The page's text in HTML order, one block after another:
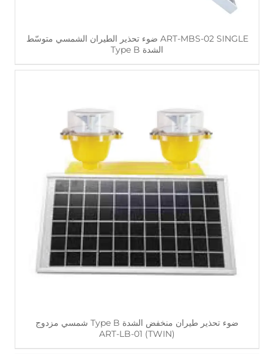
ART-MBS-02 SINGLE ضوء تحذير الطيران الشمسي متوسّط
الشدة Type B
اقرأ أكثر
ضوء تحذير طيران منخفض الشدة Type B شمسي مزدوج
ART-LB-01 (TWIN)